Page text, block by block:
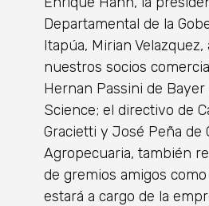
Departamental de la
Itapúa, Mirian Velazquez,
nuestros socios
Hernan Passini de
Science; el directivo de
Gracietti y José Peña de
Agropecuaria, también
de gremios amigos como
estará a cargo de la